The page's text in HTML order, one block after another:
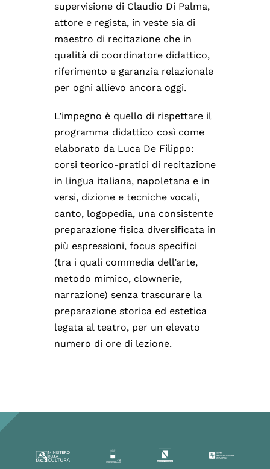
supervisione di Claudio Di Palma,
attore e regista, in veste sia di
maestro di recitazione che in
qualità di coordinatore didattico,
riferimento e garanzia relazionale
per ogni allievo ancora oggi.
L’impegno è quello di rispettare il
programma didattico così come
elaborato da Luca De Filippo:
corsi teorico-pratici di recitazione
in lingua italiana, napoletana e in
versi, dizione e tecniche vocali,
canto, logopedia, una consistente
preparazione fisica diversificata in
più espressioni, focus specifici
(tra i quali commedia dell’arte,
metodo mimico, clownerie,
narrazione) senza trascurare la
preparazione storica ed estetica
legata al teatro, per un elevato
numero di ore di lezione.